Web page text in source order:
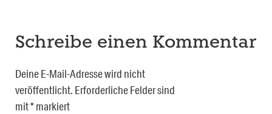
Schreibe einen Kommentar
Deine E-Mail-Adresse wird nicht
veröffentlicht. Erforderliche Felder sind
mit*markiert